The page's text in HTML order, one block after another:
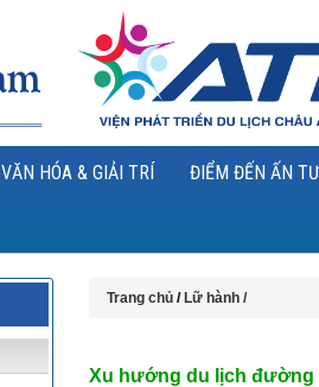
VĂN HÓA & GIẢI TRÍ ĐIỂM ĐẾN ẤN
Trang chủ / Lữ hành /
Xu hướng du lịch đường